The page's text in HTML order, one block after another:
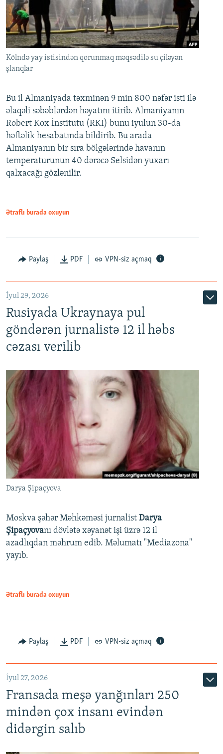
Kölndə yay istisindən qorunmaq məqsədilə su çiləyən
şlanqlar
Bu il Almaniyada təxminən 9 min 800 nəfər isti ilə
əlaqəli səbəblərdən həyatını itirib. Almaniyanın
Robert Kox İnstitutu (RKI) bunu iyulun 30-da
həftəlik hesabatında bildirib. Bu arada
Almaniyanın bir sıra bölgələrində havanın
temperaturunun 40 dərəcə Selsidən yuxarı
qalxacağı gözlənilir.
Ətraflı burada oxuyun
Paylaş PDF VPN-siz açmaq
İyul 29, 2026
Rusiyada Ukraynaya pul
göndərən jurnalistə 12 il həbs
cəzası verilib
Darya Şipaçyova
Moskva şəhər Məhkəməsi jurnalist Darya
Şipaçyovanı dövlətə xəyanət işi üzrə 12 il
azadlıqdan məhrum edib. Məlumatı "Mediazona"
yayıb.
Ətraflı burada oxuyun
Paylaş PDF VPN-siz açmaq
İyul 27, 2026
Fransada meşə yanğınları 250
mindən çox insanı evindən
didərgin salıb